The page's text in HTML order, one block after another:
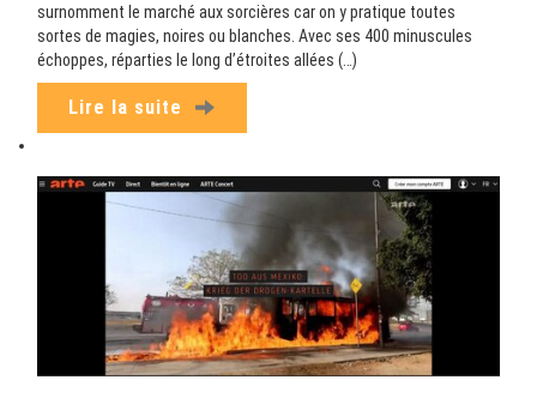
surnomment le marché aux sorcières car on y pratique toutes
sortes de magies, noires ou blanches. Avec ses 400 minuscules
échoppes, réparties le long d’étroites allées (…)
Lire la suite